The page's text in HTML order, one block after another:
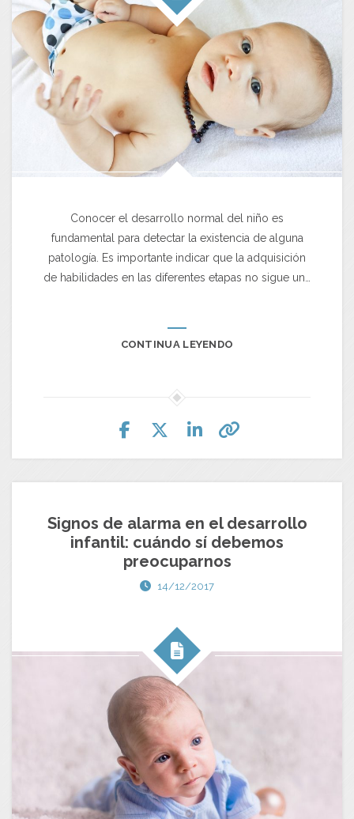
Conocer el desarrollo normal del niño es
fundamental para detectar la existencia de alguna
patología. Es importante indicar que la adquisición
de habilidades en las diferentes etapas no sigue un…
CONTINUA LEYENDO
Signos de alarma en el desarrollo
infantil: cuándo sí debemos
preocuparnos
14/12/2017